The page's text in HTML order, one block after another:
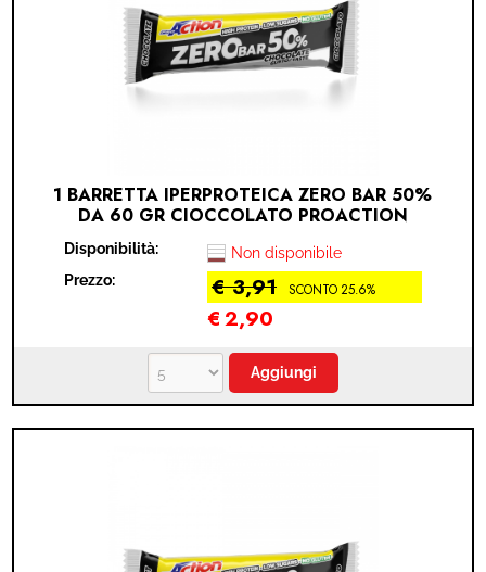
1 BARRETTA IPERPROTEICA ZERO BAR 50%
DA 60 GR CIOCCOLATO PROACTION
Disponibilità:
Non disponibile
Prezzo:
€ 3,91 SCONTO 25.6%
€2,90